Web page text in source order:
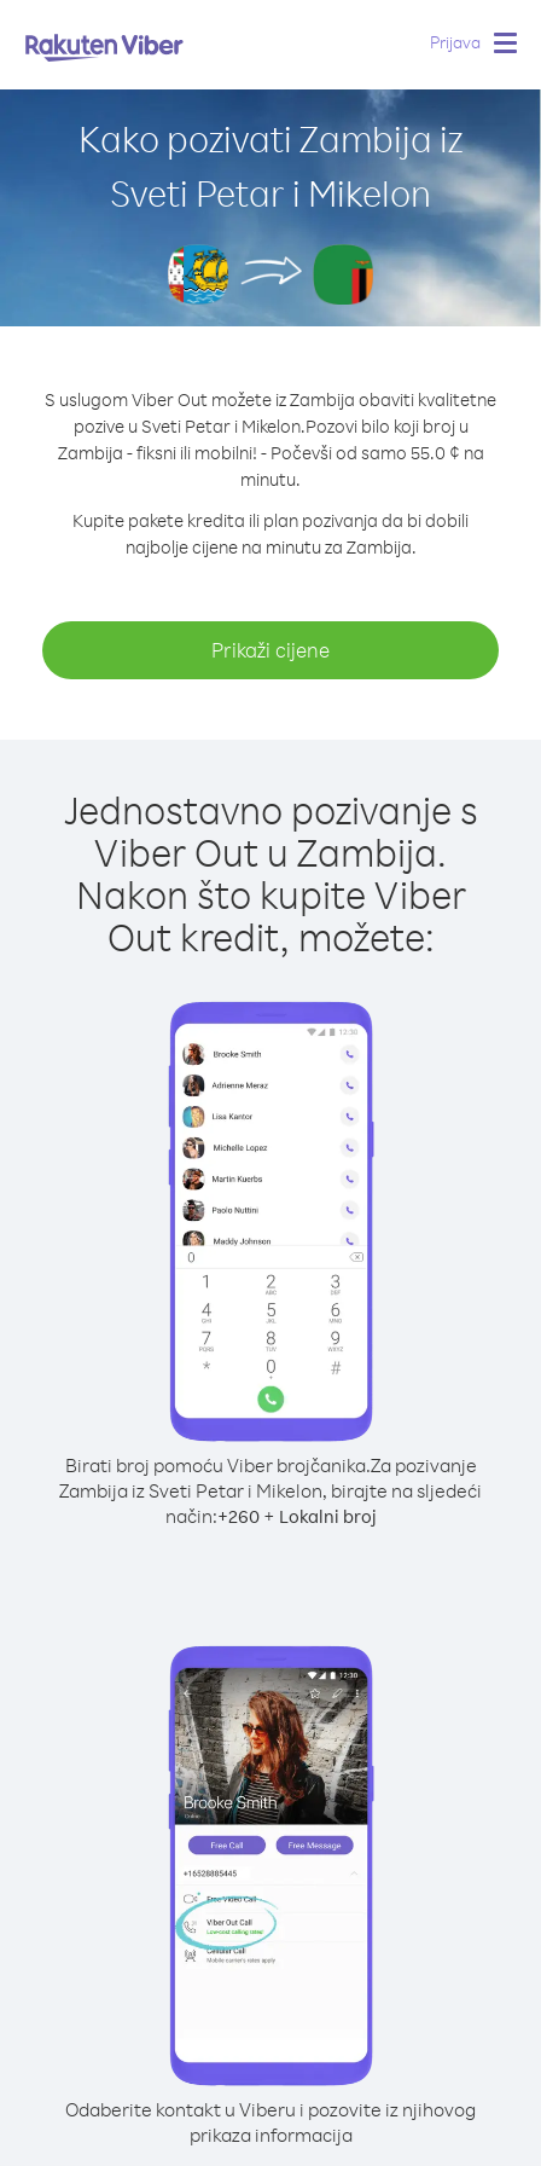
Prijava
Kako pozivati Zambija iz
Sveti Petar i Mikelon
S uslugom Viber Out možete iz Zambija obaviti kvalitetne
pozive u Sveti Petar i Mikelon.Pozovi bilo koji broj u
Zambija - fiksni ili mobilni! - Počevši od samo 55.0 ¢ na
minutu.
Kupite pakete kredita ili plan pozivanja da bi dobili
najbolje cijene na minutu za Zambija.
Prikaži cijene
Jednostavno pozivanje s
Viber Out u Zambija.
Nakon što kupite Viber
Out kredit, možete:
Birati broj pomoću Viber brojčanika.Za pozivanje
Zambija iz Sveti Petar i Mikelon, birajte na sljedeći
način:+260+ Lokalni broj
Odaberite kontakt u Viberu i pozovite iz njihovog
prikaza informacija